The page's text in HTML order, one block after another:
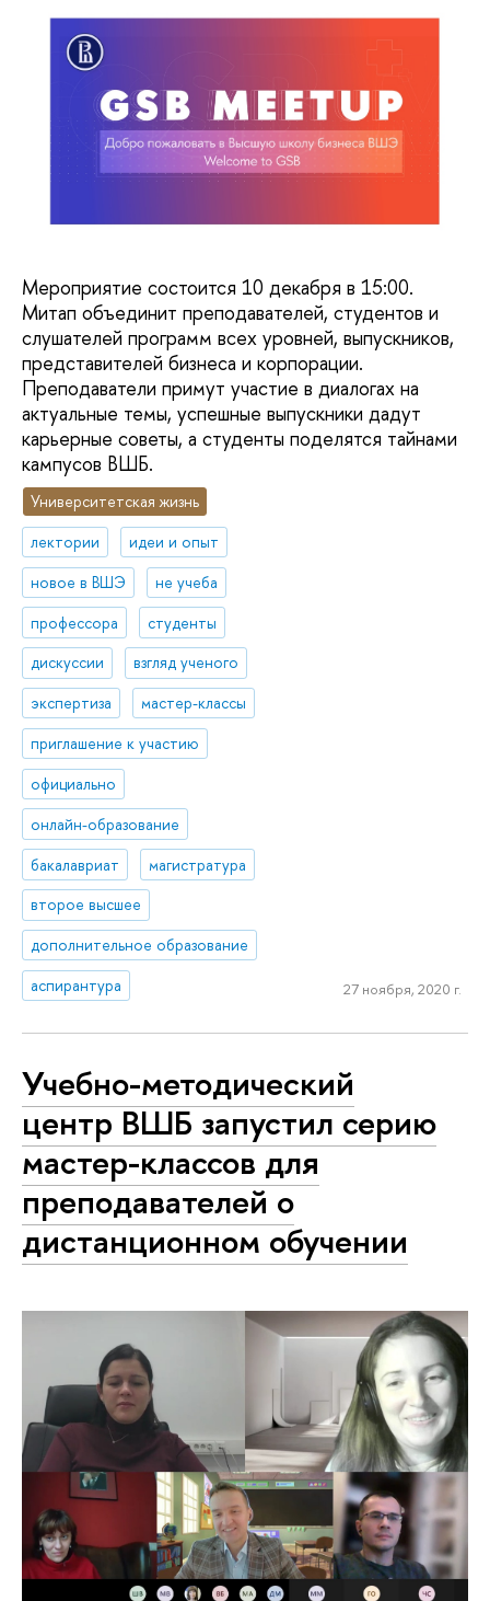
Мероприятие состоится 10 декабря в 15:00.
Митап объединит преподавателей, студентов и
слушателей программ всех уровней, выпускников,
представителей бизнеса и корпорации.
Преподаватели примут участие в диалогах на
актуальные темы, успешные выпускники дадут
карьерные советы, а студенты поделятся тайнами
кампусов ВШБ.
Университетская жизнь
лектории
идеи и опыт
новое в ВШЭ
не учеба
профессора
студенты
дискуссии
взгляд ученого
экспертиза
мастер-классы
приглашение к участию
официально
онлайн-образование
бакалавриат
магистратура
второе высшее
дополнительное образование
аспирантура
27 ноября, 2020 г.
Учебно-методический
центр ВШБ запустил серию
мастер-классов для
преподавателей о
дистанционном обучении